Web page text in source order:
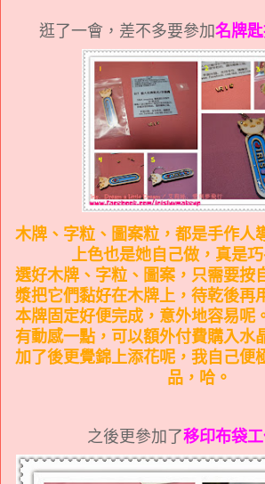
逛了一會，差不多要參加名牌
木牌、字粒、圖案粒，都是手作人
上色也是她自己做，真是
選好木牌、字粒、圖案，只需要按
漿把它們黏好在木牌上，待乾後再
本牌固定好便完成，意外地容易呢
有動感一點，可以額外付費購入水
加了後更覺錦上添花呢，我自己便
品，哈。
之後更參加了移印布袋